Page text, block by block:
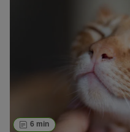
6 min